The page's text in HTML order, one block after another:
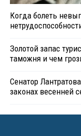
Когда болеть
Золотой запас
таможня и чем
Сенатор
законах весенней